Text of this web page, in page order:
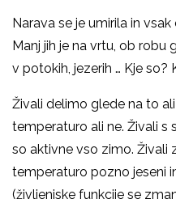
Narava se je umirila in
Manj jih je na vrtu, ob robu
v potokih, jezerih … Kje so?
Živali delimo glede na to
temperaturo ali ne. Živali
so aktivne vso zimo. Živali
temperaturo pozno jeseni
(življenjske funkcije se